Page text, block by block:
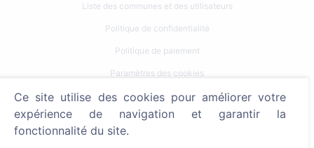
Liste des communes et des utilisateurs
Politique de confidentialité
Politique de paiement
Paramètres des cookies
Recherche
Rechercher des défunts
Ce site utilise des cookies pour améliorer votre
expérience de navigation et garantir la
fonctionnalité du site.